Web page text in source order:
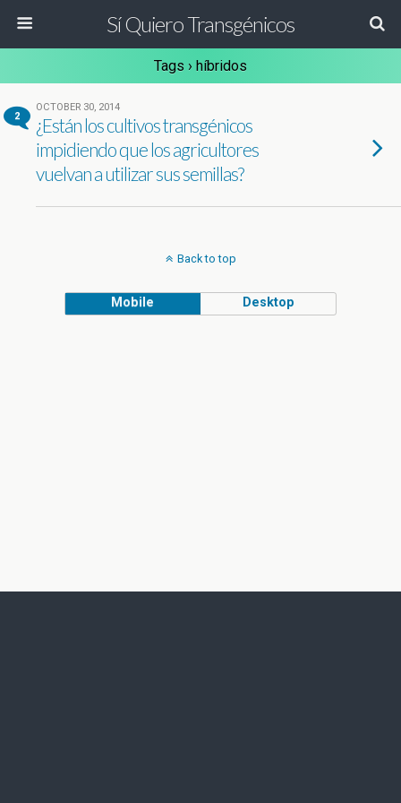
Sí Quiero Transgénicos
Tags › híbridos
2
OCTOBER 30, 2014
¿Están los cultivos transgénicos
impidiendo que los agricultores
vuelvan a utilizar sus semillas?
Back to top
Mobile Desktop